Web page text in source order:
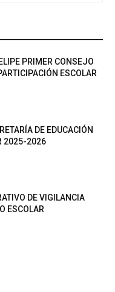
PRIMER CONSEJO
ESCOLAR
DE EDUCACIÓN
2025-2026
DE VIGILANCIA
ESCOLAR